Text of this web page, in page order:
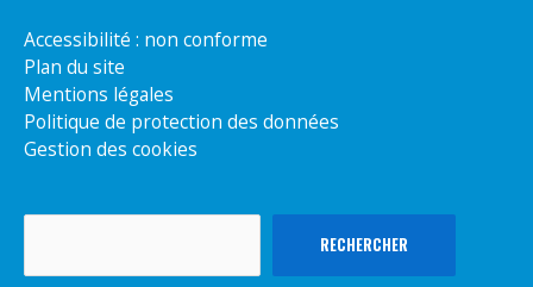
Accessibilité : non conforme
Plan du site
Mentions légales
Politique de protection des données
Gestion des cookies
RECHERCHER